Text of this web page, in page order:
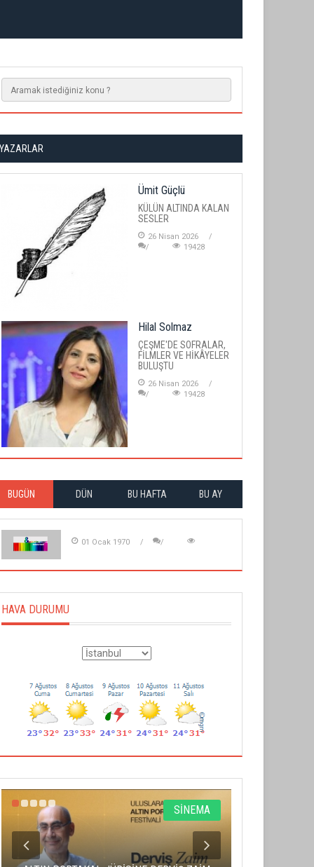
YAZARLAR
Ümit Güçlü
KÜLÜN ALTINDA KALAN
SESLER
26 Nisan 2026
19428
Hilal Solmaz
ÇEŞME'DE SOFRALAR,
FİLMLER VE HİKÂYELER
BULUŞTU
26 Nisan 2026
19428
BUGÜN DÜN BU HAFTA BU AY
01 Ocak 1970
HAVA DURUMU
SİNEMA